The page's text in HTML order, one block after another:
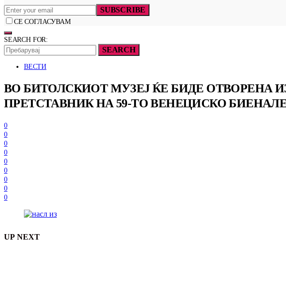
SUBSCRIBE
СЕ СОГЛАСУВАМ
SEARCH FOR:
SEARCH
ВЕСТИ
ВО БИТОЛСКИОТ МУЗЕЈ ЌЕ БИДЕ ОТВОРЕНА
ПРЕТСТАВНИК НА 59-ТО ВЕНЕЦИСКО
0
0
0
0
0
0
0
0
0
UP NEXT